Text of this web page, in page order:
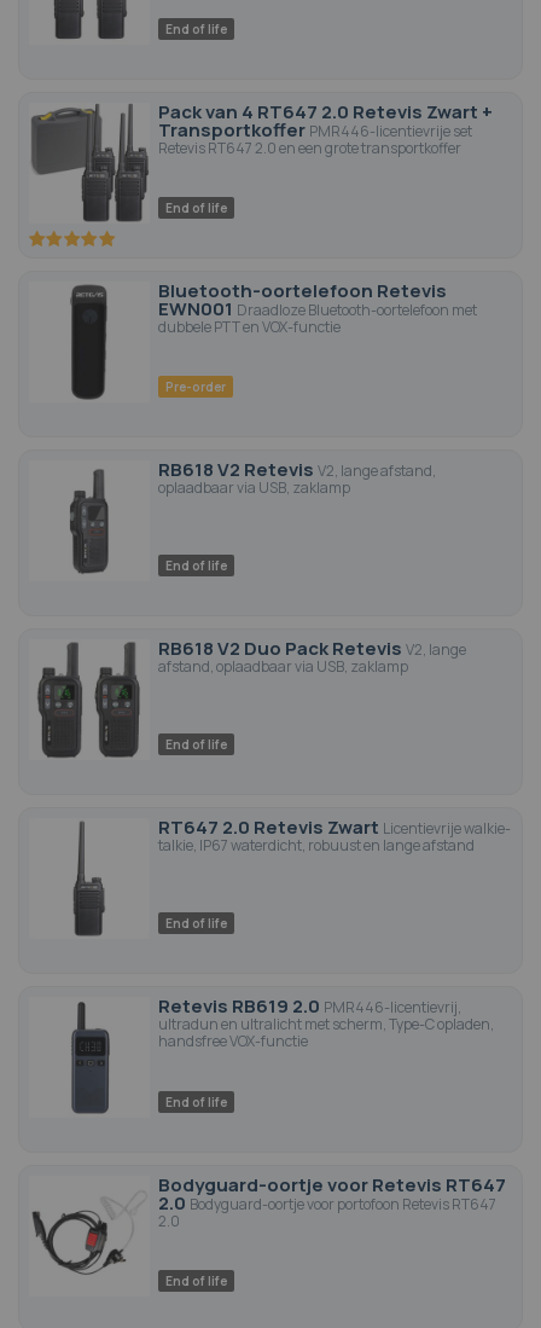
End of life
Pack van 4 RT647 2.0 Retevis Zwart +
Transportkoffer PMR446-licentievrije set
Retevis RT647 2.0 en een grote transportkoffer
100 100
End of life
Bluetooth-oortelefoon Retevis
EWN001 Draadloze Bluetooth-oortelefoon met
dubbele PTT en VOX-functie
Pre-order
RB618 V2 Retevis V2, lange afstand,
oplaadbaar via USB, zaklamp
End of life
RB618 V2 Duo Pack Retevis V2, lange
afstand, oplaadbaar via USB, zaklamp
End of life
RT647 2.0 Retevis Zwart Licentievrije walkie-
talkie, IP67 waterdicht, robuust en lange afstand
End of life
Retevis RB619 2.0 PMR446-licentievrij,
ultradun en ultralicht met scherm, Type-C opladen,
handsfree VOX-functie
End of life
Bodyguard-oortje voor Retevis RT647
2.0 Bodyguard-oortje voor portofoon Retevis RT647
2.0
End of life